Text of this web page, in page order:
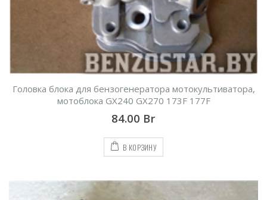
Головка блока для бензогенератора мотокультиватора,
мотоблока GX240 GX270 173F 177F
84.00 Br
В КОРЗИНУ